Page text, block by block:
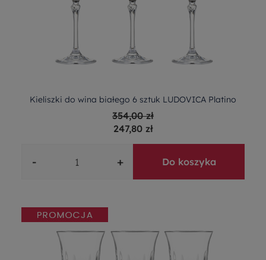
Kieliszki do wina białego 6 sztuk LUDOVICA Platino
354,00 zł
247,80 zł
- + Do koszyka